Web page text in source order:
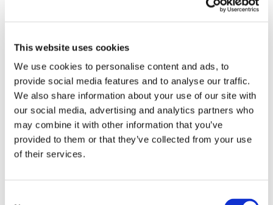
This website uses cookies
We use cookies to personalise content and ads, to
provide social media features and to analyse our traffic.
We also share information about your use of our site with
our social media, advertising and analytics partners who
may combine it with other information that you’ve
provided to them or that they’ve collected from your use
of their services.
contable siga siendo pertinente y esté actualizada.
por todo el mundo, y su participación puede influir
en los estándares de educación y las prácticas de
todo el mundo.
Cómo participar
Participar en esta encuesta es fácil y solo requiere entre